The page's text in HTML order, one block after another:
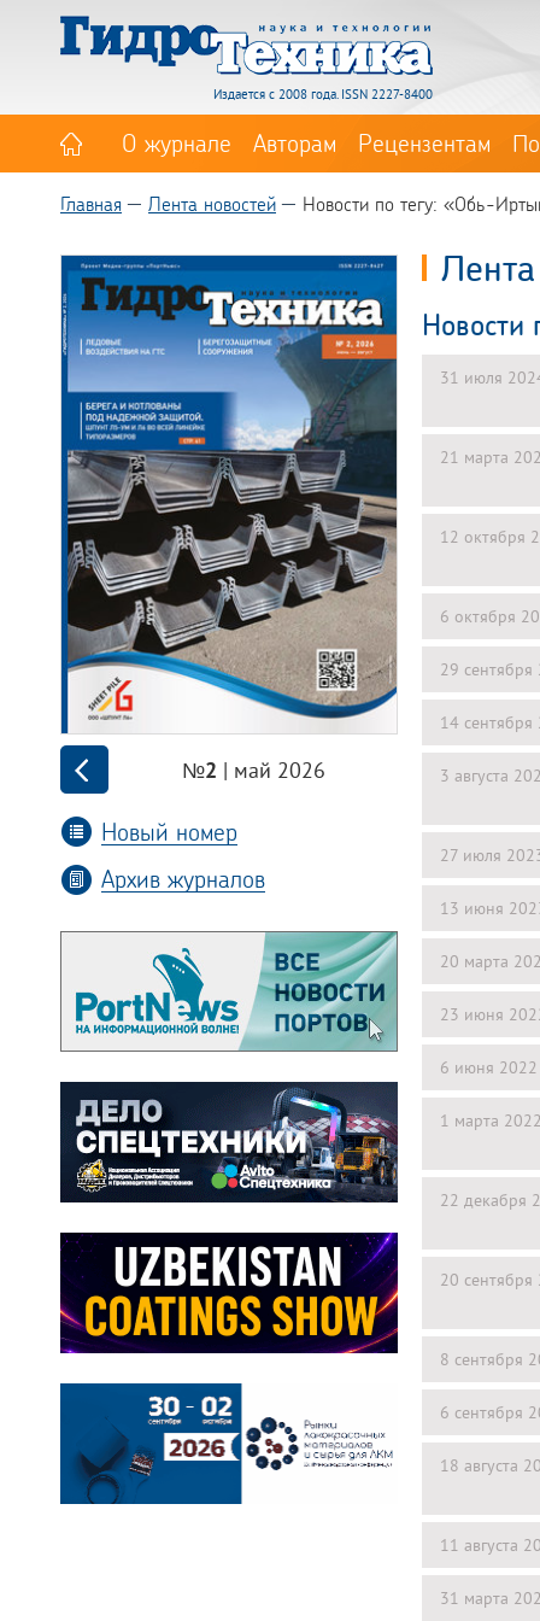
Издается с 2008 года. ISSN 2227-8400
О журнале Авторам Рецензентам
Главная Лента новостей Новости по тегу: «Обь-
№2 | май 2026
Новый номер
Архив журналов
Новости
31 июля
21 марта
12 октября
6 октября
29 сентября
14 сентября
3 августа
27 июля
13 июня
20 марта
23 июня
6 июня 2022
1 марта
22 декабря
20 сентября
8 сентября
6 сентября
18 августа
11 августа
31 марта